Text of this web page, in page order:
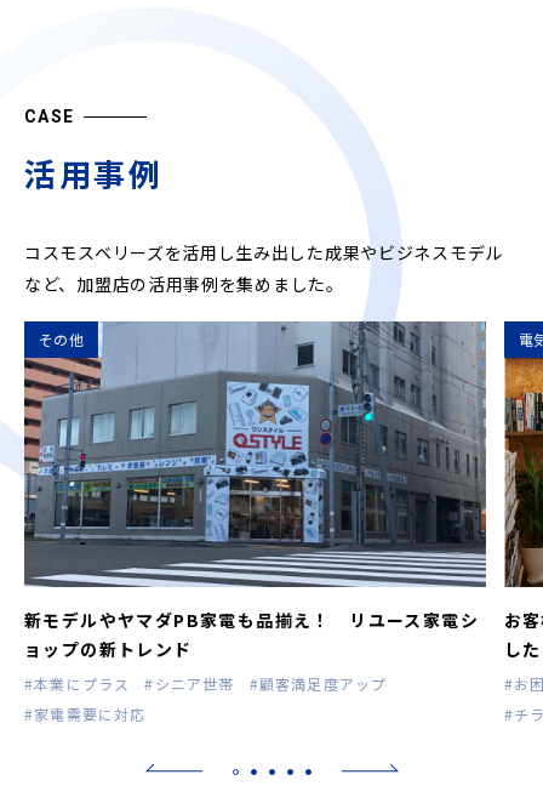
CASE
活用事例
コスモスベリーズを活用し生み出した成果やビジネスモデル
など、 加盟店の活用事例を集めました。
その他
新モデルやヤマダPB家電も品揃え！ リユース家電シ
ョップの新トレンド
#本業にプラス #シニア世帯
#顧客満足度アップ
#家電需要に対応
電
お
し
#お
#チ